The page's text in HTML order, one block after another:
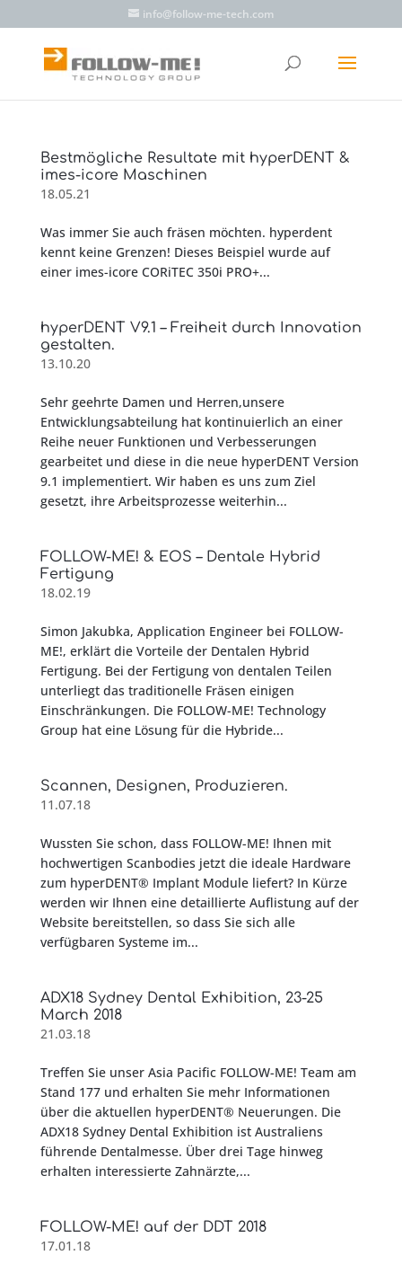
info@follow-me-tech.com
Bestmögliche Resultate mit hyperDENT &
imes-icore Maschinen
18.05.21
Was immer Sie auch fräsen möchten. hyperdent
kennt keine Grenzen! Dieses Beispiel wurde auf
einer imes-icore CORiTEC 350i PRO+...
hyperDENT V9.1 – Freiheit durch Innovation
gestalten.
13.10.20
Sehr geehrte Damen und Herren,unsere
Entwicklungsabteilung hat kontinuierlich an einer
Reihe neuer Funktionen und Verbesserungen
gearbeitet und diese in die neue hyperDENT Version
9.1 implementiert. Wir haben es uns zum Ziel
gesetzt, ihre Arbeitsprozesse weiterhin...
FOLLOW-ME! & EOS – Dentale Hybrid
Fertigung
18.02.19
Simon Jakubka, Application Engineer bei FOLLOW-
ME!, erklärt die Vorteile der Dentalen Hybrid
Fertigung. Bei der Fertigung von dentalen Teilen
unterliegt das traditionelle Fräsen einigen
Einschränkungen. Die FOLLOW-ME! Technology
Group hat eine Lösung für die Hybride...
Scannen, Designen, Produzieren.
11.07.18
Wussten Sie schon, dass FOLLOW-ME! Ihnen mit
hochwertigen Scanbodies jetzt die ideale Hardware
zum hyperDENT® Implant Module liefert? In Kürze
werden wir Ihnen eine detaillierte Auflistung auf der
Website bereitstellen, so dass Sie sich alle
verfügbaren Systeme im...
ADX18 Sydney Dental Exhibition, 23-25
March 2018
21.03.18
Treffen Sie unser Asia Pacific FOLLOW-ME! Team am
Stand 177 und erhalten Sie mehr Informationen
über die aktuellen hyperDENT® Neuerungen. Die
ADX18 Sydney Dental Exhibition ist Australiens
führende Dentalmesse. Über drei Tage hinweg
erhalten interessierte Zahnärzte,...
FOLLOW-ME! auf der DDT 2018
17.01.18